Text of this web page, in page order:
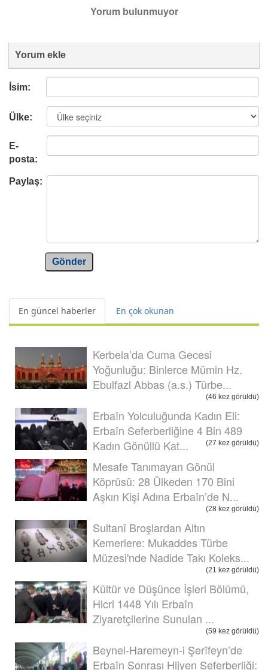
Yorum bulunmuyor
Yorum ekle
İsim:
Ülke:
E-
posta:
Paylaş:
Gönder
En güncel haberler En çok okunan
Kerbela’da Cuma Gecesi
Yoğunluğu: Binlerce Mümin Hz.
Ebulfazl Abbas (a.s.) Türbe...
(46 kez görüldü)
Erbaîn Yolculuğunda Kadın Eli:
Erbaîn Seferberliğine 4 Bin 489
Kadın Gönüllü Kat...
(27 kez görüldü)
Mesafe Tanımayan Gönül
Köprüsü: 28 Ülkeden 170 Bini
Aşkın Kişi Adına Erbaîn’de N...
(28 kez görüldü)
Sultanî Broşlardan Altın
Kemerlere: Mukaddes Türbe
Müzesi'nde Nadide Takı Koleks...
(21 kez görüldü)
Kültür ve Düşünce İşleri Bölümü,
Hicri 1448 Yılı Erbaîn
Ziyaretçilerine Sunulan ...
(59 kez görüldü)
Beynel-Haremeyn-i Şerîfeyn’de
Erbaîn Sonrası Hijyen Seferberliği: